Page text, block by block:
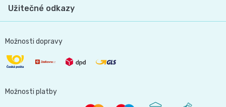
Užitečné odkazy
Možnosti dopravy
Možnosti platby